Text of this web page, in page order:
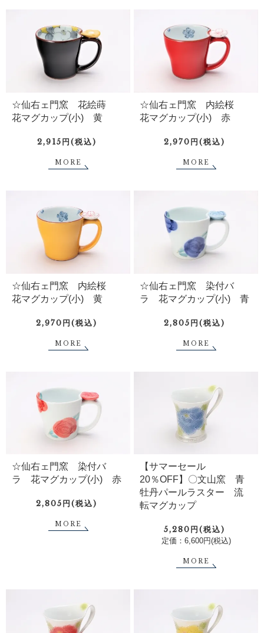
☆仙右ェ門窯 花絵蒔
花マグカップ(小) 黄
2,915円(税込)
MORE
☆仙右ェ門窯 内絵桜
花マグカップ(小) 赤
2,970円(税込)
MORE
☆仙右ェ門窯 内絵桜
花マグカップ(小) 黄
2,970円(税込)
MORE
☆仙右ェ門窯 染付バ
ラ 花マグカップ(小) 青
2,805円(税込)
MORE
☆仙右ェ門窯 染付バ
ラ 花マグカップ(小) 赤
2,805円(税込)
MORE
【サマーセール
20％OFF】〇文山窯 青
牡丹パールラスター 流
転マグカップ
5,280円(税込)
定価：6,600円(税込)
MORE